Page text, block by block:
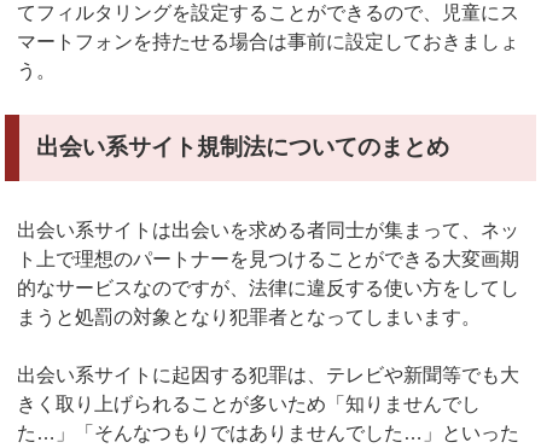
てフィルタリングを設定することができるので、児童にス
マートフォンを持たせる場合は事前に設定しておきましょ
う。
出会い系サイト規制法についてのまとめ
出会い系サイトは出会いを求める者同士が集まって、ネッ
ト上で理想のパートナーを見つけることができる大変画期
的なサービスなのですが、法律に違反する使い方をしてし
まうと処罰の対象となり犯罪者となってしまいます。
出会い系サイトに起因する犯罪は、テレビや新聞等でも大
きく取り上げられることが多いため「知りませんでし
た…」「そんなつもりではありませんでした…」といった